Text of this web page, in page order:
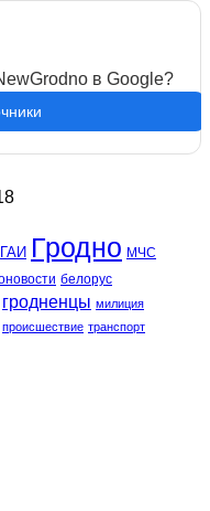
в Google?
ГАИ Гродно МЧС
белорус
гродненцы милиция
происшествие транспорт